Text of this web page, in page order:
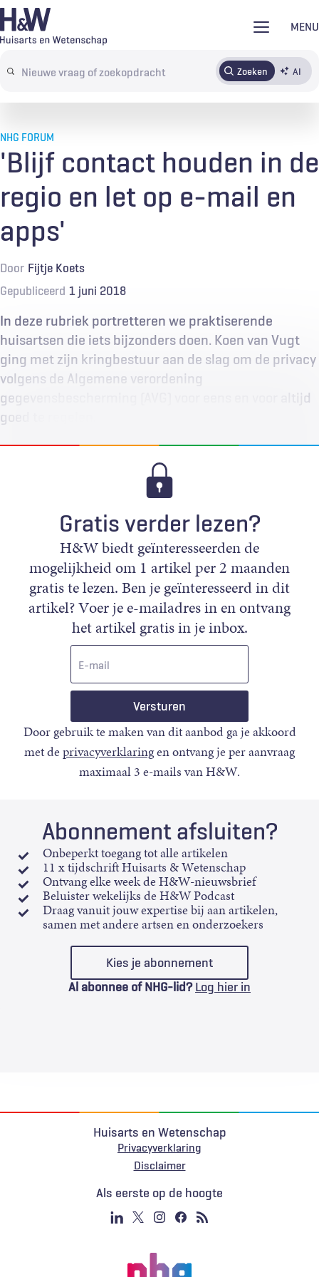
Overslaan
en
de
MENU
Search
terms
Zoeken AI
AbonnerenTijdschrift Inloggen
NHG FORUM
'Blijf contact houden in de
regio en let op e-mail en
apps'
Door Fijtje Koets
Gepubliceerd 1 juni 2018
In deze rubriek portretteren we praktiserende
huisartsen die iets bijzonders doen. Koen van Vugt
ging met zijn kringbestuur aan de slag om de privacy
volgens de Algemene verordening
gegevensbescherming (AVG) voor eens en voor altijd
goed te regelen.
Gratis verder lezen?
H&W biedt geïnteresseerden de
mogelijkheid om 1 artikel per 2 maanden
gratis te lezen. Ben je geïnteresseerd in dit
artikel? Voer je e-mailadres in en ontvang
het artikel gratis in je inbox.
Door gebruik te maken van dit aanbod ga je akkoord
met deprivacyverklaringen ontvang je per aanvraag
maximaal 3 e-mails van H&W.
Abonnement afsluiten?
Onbeperkt toegang tot alle artikelen
11 x tijdschrift Huisarts & Wetenschap
Ontvang elke week de H&W-nieuwsbrief
Beluister wekelijks de H&W Podcast
Draag vanuit jouw expertise bij aan artikelen,
samen met andere artsen en onderzoekers
Kies je abonnement
Al abonnee of NHG-lid? Log hier in
Huisarts en Wetenschap
Privacyverklaring
Voet
Disclaimer
Als eerste op de hoogte